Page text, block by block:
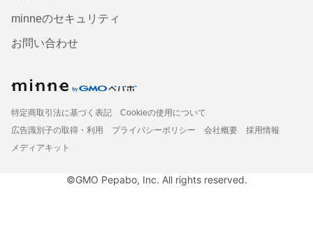
minneのセキュリティ
お問い合わせ
特定商取引法に基づく表記
Cookieの使用について
広告識別子の取得・利用
プライバシーポリシー 会社概要
採用情報
メディアキット
©GMO Pepabo, Inc. All rights reserved.